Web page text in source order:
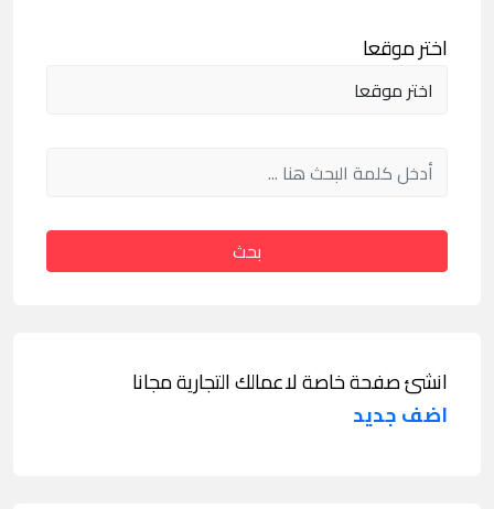
اختر موقعا
بحث
انشئ صفحة خاصة لاعمالك التجارية مجانا
اضف جديد